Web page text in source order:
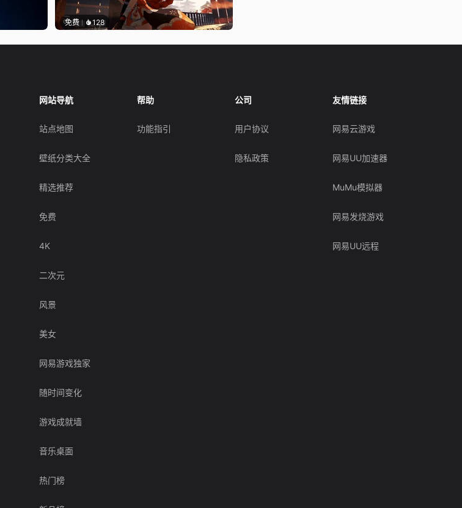
免费 128
网站导航
站点地图
壁纸分类大全
精选推荐
免费
4K
二次元
风景
美女
网易游戏独家
随时间变化
游戏成就墙
音乐桌面
热门榜
帮助
功能指引
公司
用户协议
隐私政策
友情链接
网易云游戏
网易UU加速器
MuMu模拟器
网易发烧游戏
网易UU远程